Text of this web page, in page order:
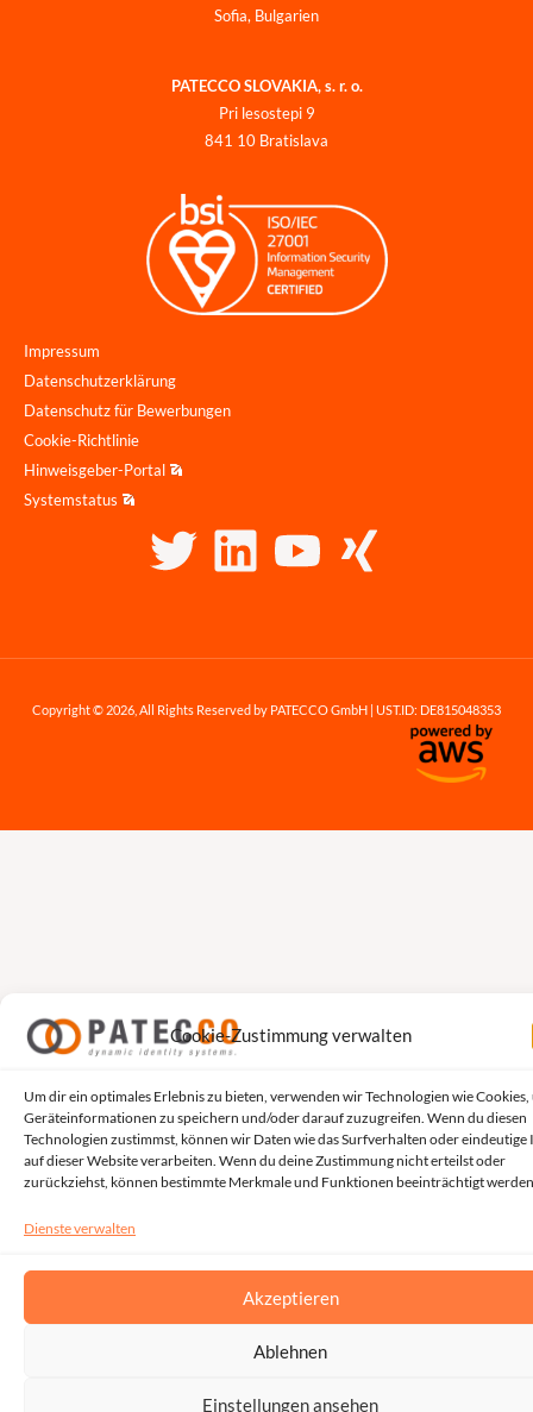
Cookie-Zustimmung verwalten
Um dir ein optimales Erlebnis zu bieten, verwenden wir Technologien wie Cookies,
Geräteinformationen zu speichern und/oder darauf zuzugreifen. Wenn du diesen
Technologien zustimmst, können wir Daten wie das Surfverhalten oder eindeutige
auf dieser Website verarbeiten. Wenn du deine Zustimmung nicht erteilst oder
zurückziehst, können bestimmte Merkmale und Funktionen beeinträchtigt
Dienste verwalten
Akzeptieren
Ablehnen
Einstellungen ansehen
Sofia, Bulgarien
PATECCO SLOVAKIA, s. r. o.
Pri lesostepi 9
841 10 Bratislava
Impressum
Datenschutzerklärung
Datenschutz für Bewerbungen
Cookie-Richtlinie
Hinweisgeber-Portal
Systemstatus
Copyright © 2026, All Rights Reserved by PATECCO GmbH | UST.ID: DE815048353